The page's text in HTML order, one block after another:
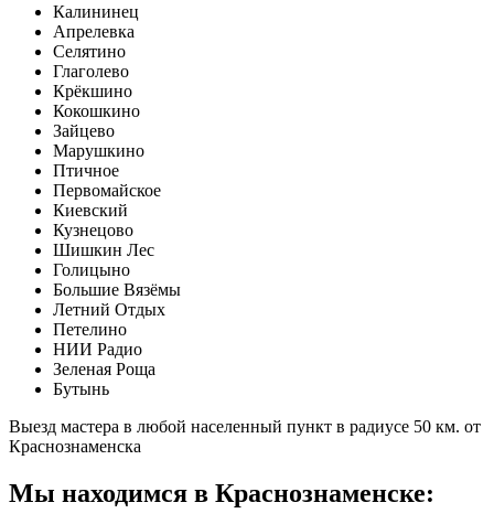
Калининец
Апрелевка
Селятино
Глаголево
Крёкшино
Кокошкино
Зайцево
Марушкино
Птичное
Первомайское
Киевский
Кузнецово
Шишкин Лес
Голицыно
Большие Вязёмы
Летний Отдых
Петелино
НИИ Радио
Зеленая Роща
Бутынь
Выезд мастера в любой населенный пункт в радиусе 50 км. от
Краснознаменска
Мы находимся в Краснознаменске: